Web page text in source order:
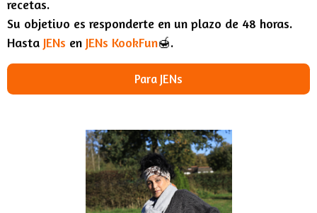
recetas.
Su objetivo es responderte en un plazo de 48 horas.
Hasta JENs en JENs KookFun🍯.
Para JENs